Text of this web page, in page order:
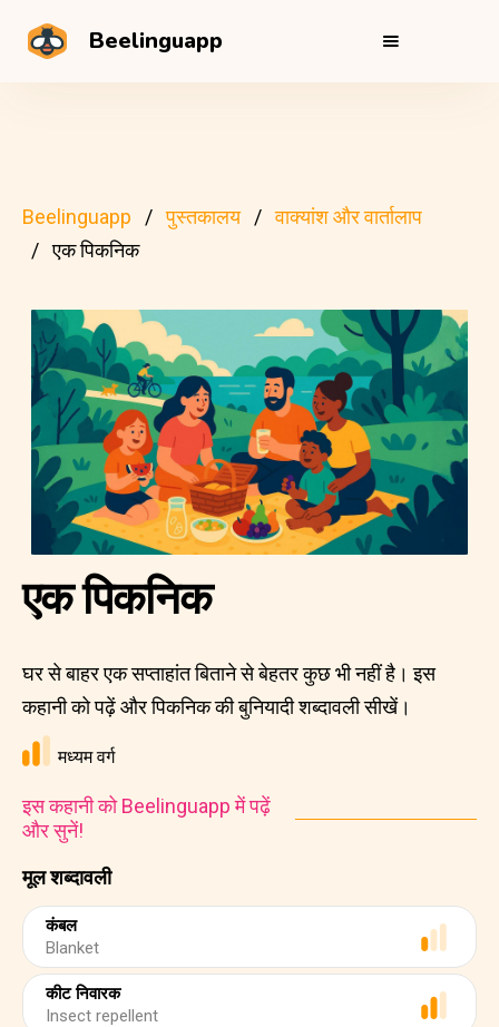
Beelinguapp
Beelinguapp पुस्तकालय
वाक्यांश और वार्तालाप
एक पिकनिक
मूल शब्दावली
कंबल
Blanket
कीट निवारक
Insect repellent
एक पिकनिक
घर से बाहर एक सप्ताहांत बिताने से बेहतर कुछ भी नहीं है। इस
कहानी को पढ़ें और पिकनिक की बुनियादी शब्दावली सीखें।
मध्यम वर्ग
इस कहानी को Beelinguapp में पढ़ें
और सुनें!